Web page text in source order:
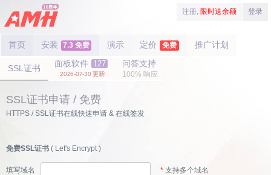
注册, 限时送余额 登录
首页 安装 7.3 免费 演示 定价 免费 推广计划
SSL证书 面板软件 127
2026-07-30 更新!
问答支持
100% 响应
SSL证书申请 / 免费
HTTPS / SSL证书在线快速申请 & 在线签发
免费SSL证书 ( Let's Encrypt )
填写域名 * 支持多个域名